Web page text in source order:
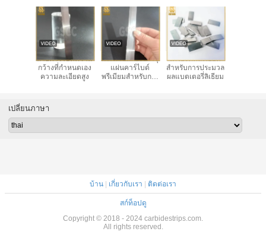
สายคาร์ไบด์ความ
กว้างที่กําหนดเอง
ความละเอียดสูง
กระดาษกล่องบรรจุ
แผ่นคาร์ไบด์
พรีเมียมสําหรับการ
เครื่องตัดละเอียด
สำหรับการประมวล
ผลแบตเตอรี่ลิเธียม
เปลี่ยนภาษา
บ้าน | เกี่ยวกับเรา | ติดต่อเรา
สก์ท็อปดู
Copyright © 2018 - 2024 carbidestrips.com.
All rights reserved.